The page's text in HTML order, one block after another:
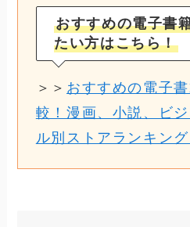
おすすめの電子書
たい方はこちら！
＞＞ おすすめの電子
較！漫画、小説、ビ
ル別ストアランキン